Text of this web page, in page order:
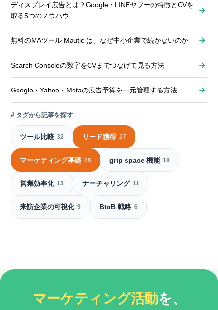
ディスプレイ広告とは？Google・LINEヤフーの特徴とCVを
取る5つのノウハウ
無料のMAツール Mautic は、なぜ中小企業で続かないのか
Search Consoleの数字をCVまでつなげて見る方法
Google・Yahoo・Metaの広告予算を一元管理する方法
# タグから記事を探す
ツール比較 32 リード獲得 27
マーケティング基礎 26 grip space 機能 18
営業効率化 13 ナーチャリング 11
来訪企業の可視化 9 BtoB 戦略 6
マーケティング活動を、